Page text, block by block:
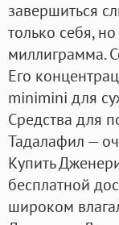
завершиться
только себя,
миллиграмма.
Его
minimini для
Средства для
Тадалафил —
Купить
бесплатной
широком